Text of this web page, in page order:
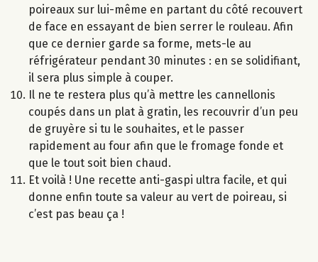
poireaux sur lui-même en partant du côté recouvert
de face en essayant de bien serrer le rouleau. Afin
que ce dernier garde sa forme, mets-le au
réfrigérateur pendant 30 minutes : en se solidifiant,
il sera plus simple à couper.
Il ne te restera plus qu’à mettre les cannellonis
coupés dans un plat à gratin, les recouvrir d’un peu
de gruyère si tu le souhaites, et le passer
rapidement au four afin que le fromage fonde et
que le tout soit bien chaud.
Et voilà ! Une recette anti-gaspi ultra facile, et qui
donne enfin toute sa valeur au vert de poireau, si
c’est pas beau ça !